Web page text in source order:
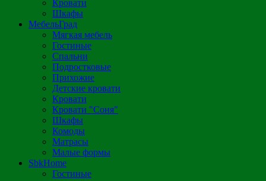
Кровати
Шкафы
МебельГрад
Мягкая мебель
Гостиные
Спальни
Подростковые
Прихожие
Детские кровати
Кровати
Кровати "Соня"
Шкафы
Комоды
Матрасы
Малые формы
SbkHome
Гостиные